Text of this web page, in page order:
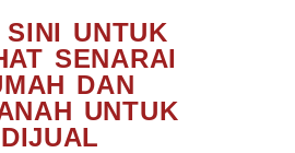
UNTUK
SENARAI
DAN
UNTUK
DIJUAL